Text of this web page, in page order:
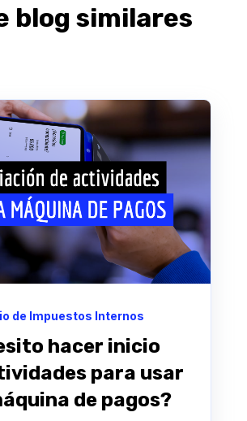
blog similares
de Impuestos Internos
hacer inicio
para usar
de pagos?